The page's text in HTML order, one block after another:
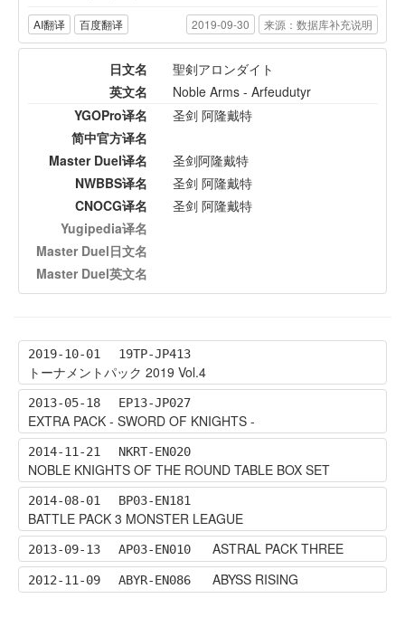
AI翻译 百度翻译 2019-09-30 来源：数据库补充说明
日文名
聖剣アロンダイト
英文名
Noble Arms - Arfeudutyr
YGOPro译名
圣剑 阿隆戴特
简中官方译名
Master Duel译名
圣剑阿隆戴特
NWBBS译名
圣剑 阿隆戴特
CNOCG译名
圣剑 阿隆戴特
Yugipedia译名
Master Duel日文名
Master Duel英文名
2019-10-01 19TP-JP413
トーナメントパック 2019 Vol.4
2013-05-18 EP13-JP027
EXTRA PACK - SWORD OF KNIGHTS -
2014-11-21 NKRT-EN020
NOBLE KNIGHTS OF THE ROUND TABLE BOX SET
2014-08-01 BP03-EN181
BATTLE PACK 3 MONSTER LEAGUE
2013-09-13 AP03-EN010 ASTRAL PACK THREE
2012-11-09 ABYR-EN086 ABYSS RISING